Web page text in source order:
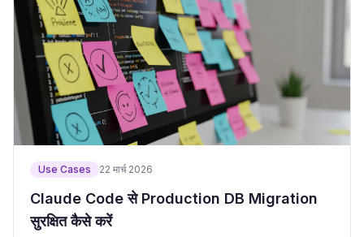
Use Cases 22 मार्च 2026
Claude Code से Production DB Migration
सुरक्षित कैसे करें